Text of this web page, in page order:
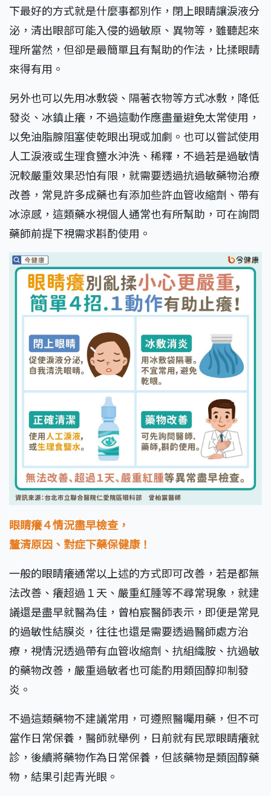
下最好的方式就是什麼事都別作，閉上眼睛讓淚液分
泌，清出眼部可能入侵的過敏原、異物等，雖聽起來
理所當然，但卻是最簡單且有幫助的作法，比揉眼睛
來得有用。
另外也可以先用冰敷袋、隔著衣物等方式冰敷，降低
發炎、冰鎮止癢，不過這動作應盡量避免太常使用，
以免油脂腺阻塞使乾眼出現或加劇。也可以嘗試使用
人工淚液或生理食鹽水沖洗、稀釋，不過若是過敏情
況較嚴重效果恐怕有限，就需要透過抗過敏藥物治療
改善，常見許多成藥也有添加些許血管收縮劑、帶有
冰涼感，這類藥水視個人通常也有所幫助，可在詢問
藥師前提下視需求斟酌使用。
眼睛癢４情況盡早檢查，
釐清原因、對症下藥保健康！
一般的眼睛癢通常以上述的方式即可改善，若是都無
法改善、癢超過１天、嚴重紅腫等不尋常現象，就建
議還是盡早就醫為佳，曾柏宸醫師表示，即便是常見
的過敏性結膜炎，往往也還是需要透過醫師處方治
療，視情況透過帶有血管收縮劑、抗組織胺、抗過敏
的藥物改善，嚴重過敏者也可能酌用類固醇抑制發
炎。
不過這類藥物不建議常用，可遵照醫囑用藥，但不可
當作日常保養，醫師就舉例，日前就有民眾眼睛癢就
診，後續將藥物作為日常保養，但該藥物是類固醇藥
物，結果引起青光眼。